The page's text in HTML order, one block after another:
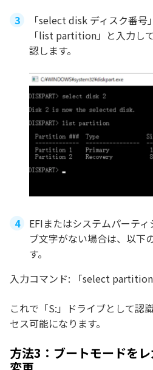
「select disk ディスク番号
「list partition」と入力し
認します。
EFIまたはシステムパーテ
ブ文字がない場合は、以下
す。
入力コマンド: 「select
これで「S:」ドライブとして認
セス可能になります。
方法3：ブートモードを